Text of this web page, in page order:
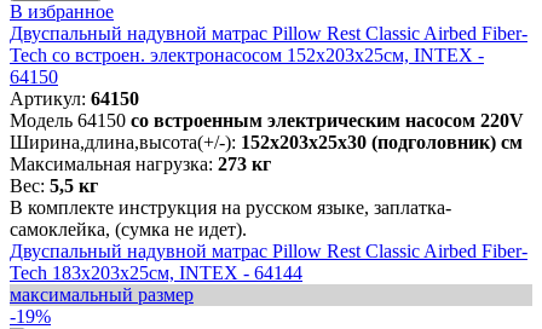
В избранное
Двуспальный надувной матрас Pillow Rest Classic Airbed Fiber-
Tech со встроен. электронасосом 152х203х25см, INTEX -
64150
Артикул: 64150
Модель 64150 со встроенным электрическим насосом 220V
Ширина,длина,высота(+/-): 152х203х25х30 (подголовник) см
Максимальная нагрузка: 273 кг
Вес: 5,5 кг
В комплекте инструкция на русском языке, заплатка-
самоклейка, (сумка не идет).
Двуспальный надувной матрас Pillow Rest Classic Airbed Fiber-
Tech 183х203х25см, INTEX - 64144
максимальный размер
-19%